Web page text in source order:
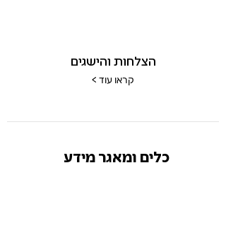
הצלחות והישגים
< קראו עוד
כלים ומאגר מידע